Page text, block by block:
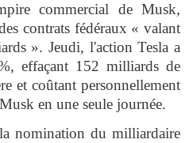
commercial de Musk,
contrats fédéraux « valant
». Jeudi, l'action Tesla a
effaçant 152 milliards de
et coûtant personnellement
en une seule journée.
nomination du milliardaire